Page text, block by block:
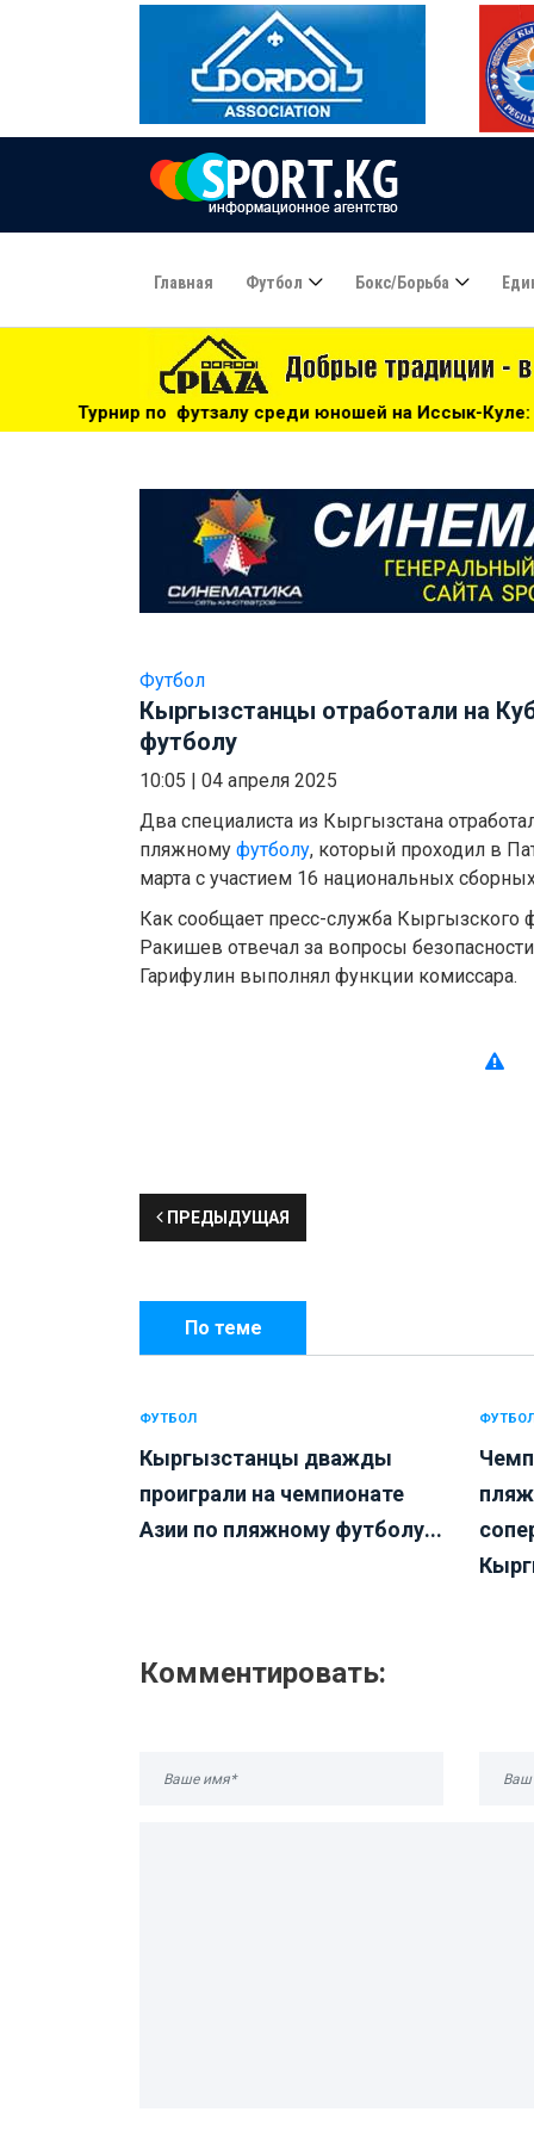
Главная Футбол Бокс/борьба
среди юношей на Иссык-Куле: «Бишкек» - чемпион! -
Футбол
Кыргызстанцы отработали на
футболу
10:05
04 апреля 2025
Два специалиста из Кыргызстана
пляжному футболу, который проходил в
марта с участием 16 национальных
Как сообщает пресс-служба Кыргызского
Ракишев отвечал за вопросы
Гарифулин выполнял функции комиссара.
ПРЕДЫДУЩАЯ
По теме
ФУТБОЛ
Кыргызстанцы дважды
проиграли на чемпионате
Азии по пляжному футболу...
ФУТБОЛ
Комментировать: